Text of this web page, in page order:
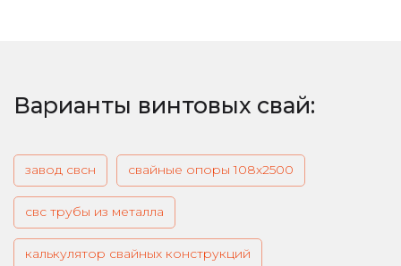
Варианты винтовых свай:
завод свсн свайные опоры 108х2500
свс трубы из металла
калькулятор свайных конструкций